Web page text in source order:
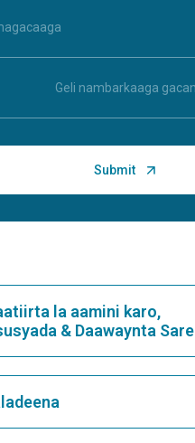
la aamini karo,
& Daawaynta Sare